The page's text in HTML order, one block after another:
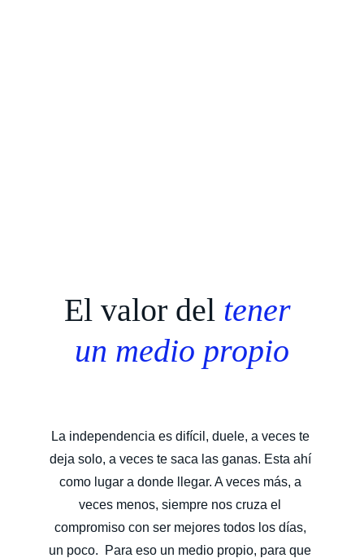
El valor del tener
un medio propio
La independencia es difícil, duele, a veces te
deja solo, a veces te saca las ganas. Esta ahí
como lugar a donde llegar. A veces más, a
veces menos, siempre nos cruza el
compromiso con ser mejores todos los días,
un poco.  Para eso un medio propio, para que